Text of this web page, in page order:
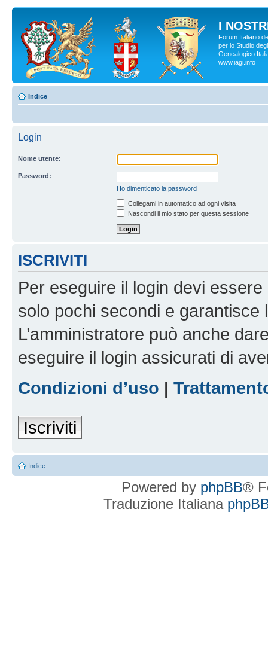
I
Forum Italiano
per lo Studio
Genealogico
www.iagi.info
Indice
Login
Nome utente:
Password:
Ho dimenticato la password
Collegami in automatico ad ogni visita
Nascondi il mio stato per questa sessione
ISCRIVITI
Per eseguire il login devi
solo pochi secondi e garantisce
L’amministratore può anche
eseguire il login assicurati di
Condizioni d’uso |
Iscriviti
Indice
Powered by phpBB®
Traduzione Italiana